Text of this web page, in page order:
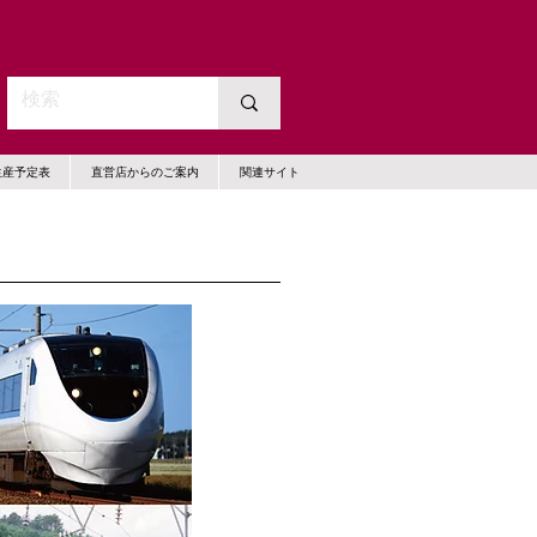
産予定表 直営店からのご案内 関連サイト